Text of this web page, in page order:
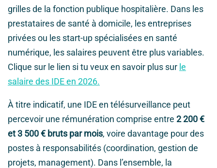
grilles de la fonction publique hospitalière. Dans les
prestataires de santé à domicile, les entreprises
privées ou les start-up spécialisées en santé
numérique, les salaires peuvent être plus variables.
Clique sur le lien si tu veux en savoir plus sur le
salaire des IDE en 2026.
À titre indicatif, une IDE en télésurveillance peut
percevoir une rémunération comprise entre 2 200 €
et 3 500 € bruts par mois, voire davantage pour des
postes à responsabilités (coordination, gestion de
projets, management). Dans l’ensemble, la